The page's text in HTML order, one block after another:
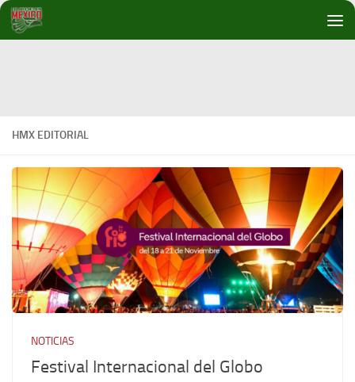
Debajo del contenido
HMX EDITORIAL
NOTICIAS
Festival Internacional del Globo